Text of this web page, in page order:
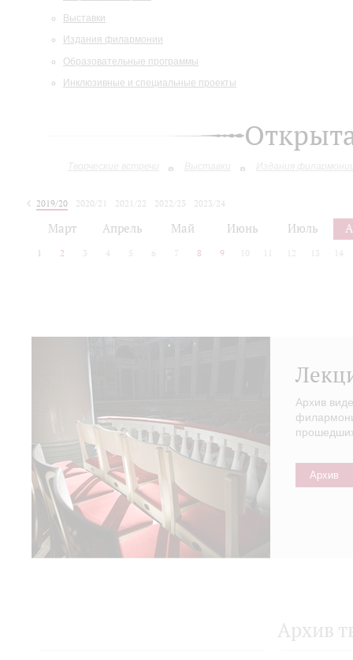
Выставки
Издания филармонии
Образовательные программы
Инклюзивные и специальные проекты
Творческие встречи Выставки Издания
2019/20 2020/21 2021/22 2022/23
2023/24
Март Апрель Май Июнь Июль
1 2 3 4 5 6 7 8 9 10 12 13 14
Архив
Архив
Архив